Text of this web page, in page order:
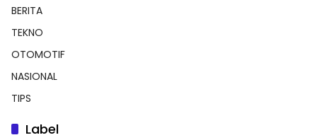
BERITA
TEKNO
OTOMOTIF
NASIONAL
TIPS
Label